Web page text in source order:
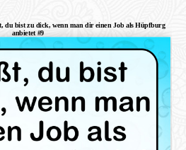
du bist zu dick, wenn man dir einen Job als Hüpfburg
anbietet #9